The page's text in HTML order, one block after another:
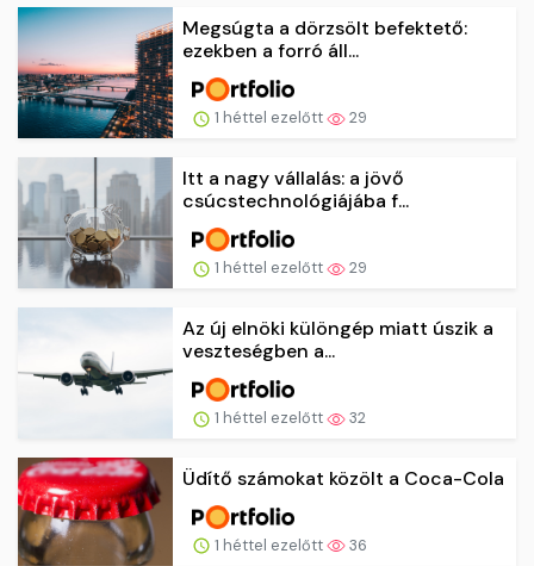
Megsúgta a dörzsölt befektető:
ezekben a forró áll...
1 héttel ezelőtt 29
Itt a nagy vállalás: a jövő
csúcstechnológiájába f...
1 héttel ezelőtt 29
Az új elnöki különgép miatt úszik a
veszteségben a...
1 héttel ezelőtt 32
Üdítő számokat közölt a Coca-Cola
1 héttel ezelőtt 36